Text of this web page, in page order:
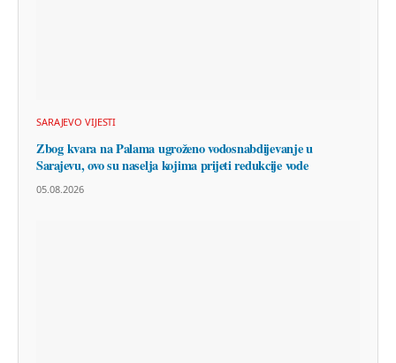
SARAJEVO VIJESTI
Zbog kvara na Palama ugroženo vodosnabdijevanje u
Sarajevu, ovo su naselja kojima prijeti redukcije vode
05.08.2026